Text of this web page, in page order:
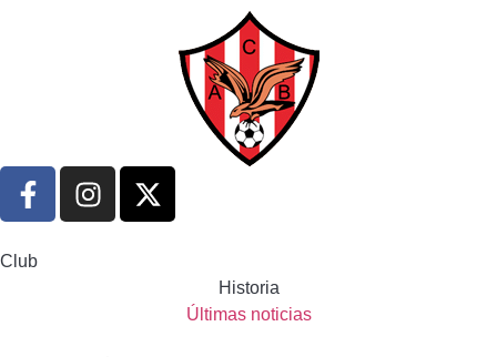
Club
Historia
Últimas noticias